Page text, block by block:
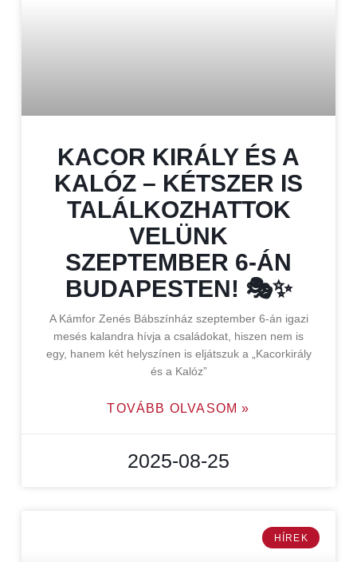
KACOR KIRÁLY ÉS A
KALÓZ – KÉTSZER IS
TALÁLKOZHATTOK
VELÜNK
SZEPTEMBER 6-ÁN
BUDAPESTEN! 🎭✨
A Kámfor Zenés Bábszínház szeptember 6-án igazi
mesés kalandra hívja a családokat, hiszen nem is
egy, hanem két helyszínen is eljátszuk a „Kacorkirály
és a Kalóz”
TOVÁBB OLVASOM »
2025-08-25
HÍREK